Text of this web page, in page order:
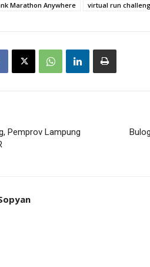
Marathon Anywhere virtual run
Pemprov Lampung